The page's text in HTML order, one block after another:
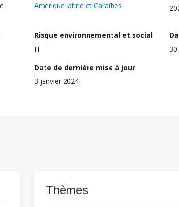
Amérique latine et Caraïbes
Risque environnemental et social
H
30
Date de dernière mise à jour
3 janvier 2024
Thèmes